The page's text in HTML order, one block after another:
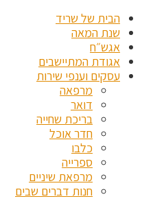
הבית של שריד
שנת המאה
אגש״ח
אגודת המתיישבים
עסקים וענפי שירות
מרפאה
דואר
בריכת שחייה
חדר אוכל
כלבו
ספרייה
מרפאת שיניים
חנות דברים שבים